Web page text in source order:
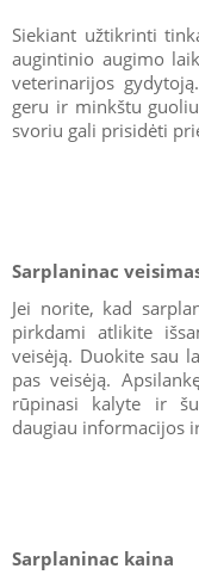
Siekiant užtikrinti
augintinio augimo
veterinarijos
geru ir minkštu
svoriu gali prisidėti
Sarplaninac
Jei norite, kad
pirkdami atlikite
veisėją. Duokite sau
pas veisėją.
rūpinasi kalyte ir
daugiau informacijos
Sarplaninac kaina